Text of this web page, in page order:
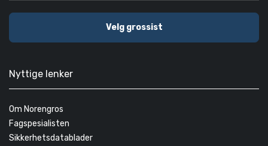
Velg grossist
Nyttige lenker
Om Norengros
Fagspesialisten
Sikkerhetsdatablader